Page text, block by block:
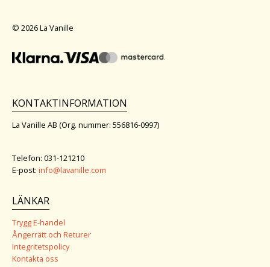
© 2026 La Vanille
KONTAKTINFORMATION
La Vanille AB (Org. nummer: 556816-0997)
Telefon: 031-121210
E-post: info@lavanille.com
LÄNKAR
Trygg E-handel
Ångerrätt och Returer
Integritetspolicy
Kontakta oss